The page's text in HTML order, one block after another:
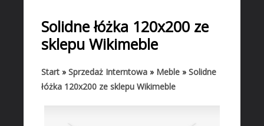
BIZNES
Biura Rachunkowe
Doradztwo
Drukarnie
Solidne łóżka 120x200 ze
sklepu Wikimeble
Start » Sprzedaż Interntowa » Meble » Solidne
łóżka 120x200 ze sklepu Wikimeble